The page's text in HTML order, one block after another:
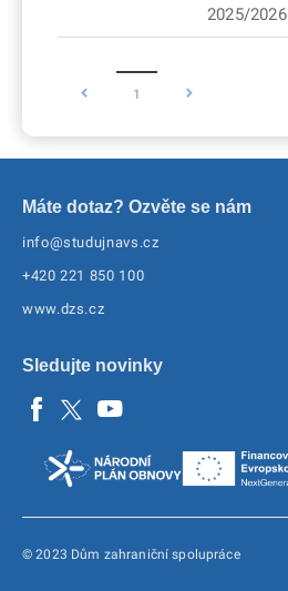
2025/2026
1
Máte dotaz? Ozvěte se nám
info@studujnavs.cz
+420 221 850 100
www.dzs.cz
Sledujte novinky
© 2023 Dům zahraniční spolupráce